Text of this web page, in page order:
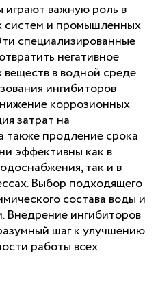
важную роль в
и промышленных
специализированные
негативное
веществ в водной среде.
ингибиторов
коррозионных
затрат на
также продление срока
эффективны как в
так и в
Выбор подходящего
состава воды и
Внедрение ингибиторов
шаг к улучшению
работы всех